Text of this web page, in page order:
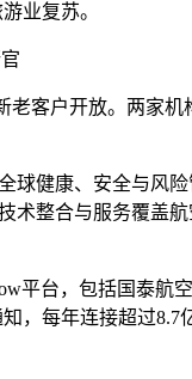
业复苏。
老客户开放。两家
球健康、安全与风
术整合与服务覆盖
平台，包括国泰
，每年连接超过8.7